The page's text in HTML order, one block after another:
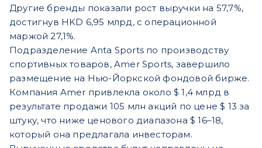
Другие бренды показали рост выручки на 57,7%,
достигнув HKD 6,95 млрд, с операционной
маржой 27,1%.
Подразделение Anta Sports по производству
спортивных товаров, Amer Sports, завершило
размещение на Нью-Йоркской фондовой бирже.
Компания Amer привлекла около $ 1,4 млрд в
результате продажи 105 млн акций по цене $ 13 за
штуку, что ниже ценового диапазона $ 16–18,
который она предлагала инвесторам.